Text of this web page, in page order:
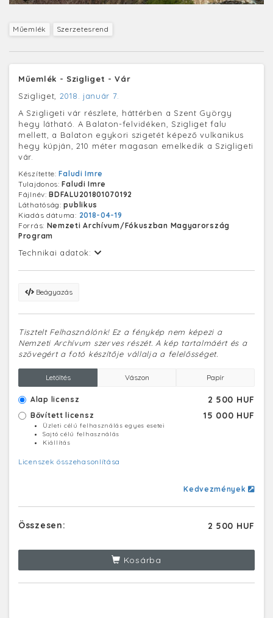
Műemlék Szerzetesrend
Műemlék - Szigliget - Vár
Szigliget, 2018. január 7.
A Szigligeti vár részlete, háttérben a Szent György
hegy látható. A Balaton-felvidéken, Szigliget falu
mellett, a Balaton egykori szigetét képező vulkanikus
hegy kúpján, 210 méter magasan emelkedik a Szigligeti
vár.
Készítette:Faludi Imre
Tulajdonos:Faludi Imre
Fájlnév:BDFALU201801070192
Láthatóság:publikus
Kiadás dátuma: 2018-04-19
Forrás: Nemzeti Archívum/Fókuszban Magyarország
Program
Technikai adatok:
Beágyazás
Tisztelt Felhasználónk! Ez a fénykép nem képezi a
Nemzeti Archívum szerves részét. A kép tartalmáért és a
szövegért a fotó készítője vállalja a felelősséget.
Letöltés Vászon Papír
Alap licensz 2 500 HUF
Bővített licensz 15 000 HUF
Üzleti célú felhasználás egyes esetei
Sajtó célú felhasználás
Kiállítás
Licenszek összehasonlítása
Kedvezmények
Összesen: 2 500 HUF
Kosárba